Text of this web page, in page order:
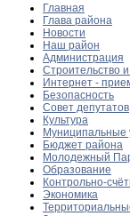
Главная
Глава района
Новости
Наш район
Администрация
Строительство
Интернет -
Безопасность
Совет депутатов
Культура
Муниципальные
Бюджет района
Молодежный
Образование
Контрольно-
Экономика